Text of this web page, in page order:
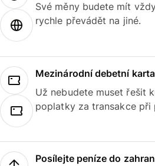
Své měny budete mít
rychle převádět na jiné.
Mezinárodní debetní karta
Už nebudete muset řešit
poplatky za transakce při
Posílejte peníze do